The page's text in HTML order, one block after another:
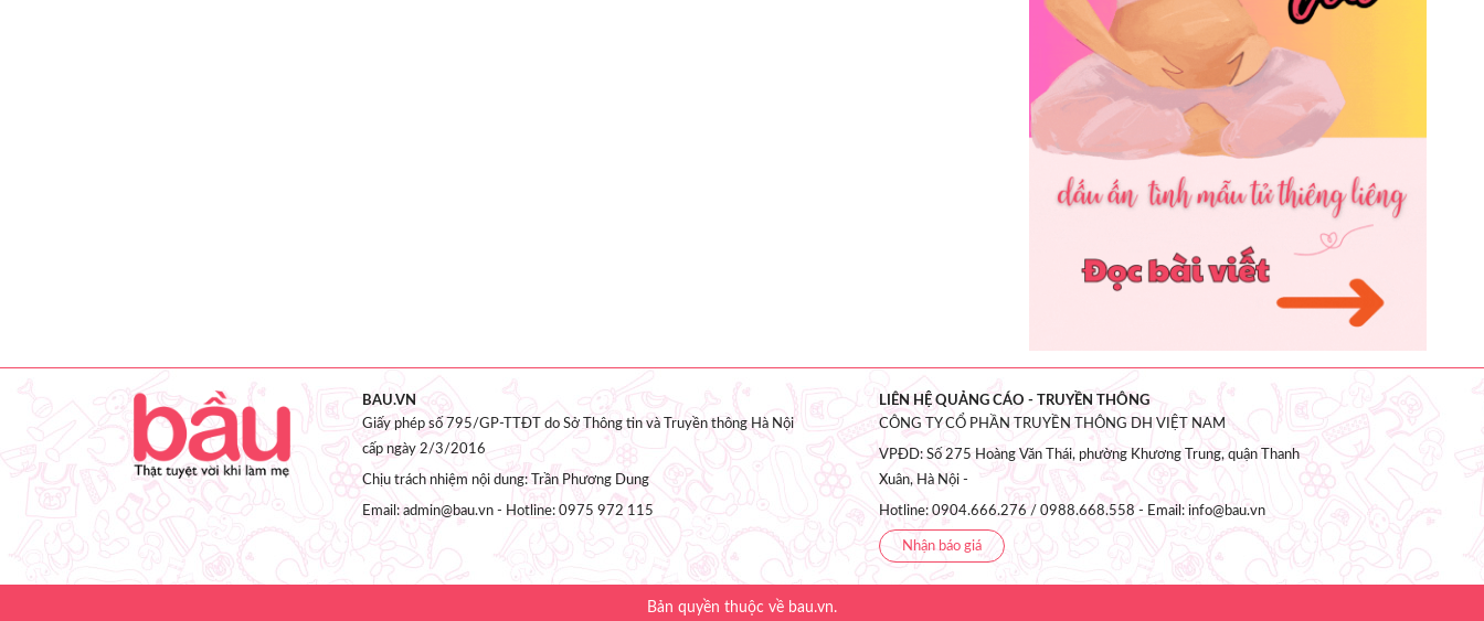
BAU.VN
Giấy phép số 795/GP-TTĐT do Sở Thông tin và Truyền thông Hà Nội
cấp ngày 2/3/2016
Chịu trách nhiệm nội dung: Trần Phương Dung
Email: admin@bau.vn - Hotline: 0975 972 115
LIÊN HỆ QUẢNG CÁO - TRUYỀN THÔNG
CÔNG TY CỔ PHẦN TRUYỀN THÔNG DH VIỆT NAM
VPĐD: Số 275 Hoàng Văn Thái, phường Khương Trung, quận Thanh
Xuân, Hà Nội -
Hotline: 0904.666.276 / 0988.668.558 - Email: info@bau.vn
Nhận báo giá
Bản quyền thuộc về bau.vn.